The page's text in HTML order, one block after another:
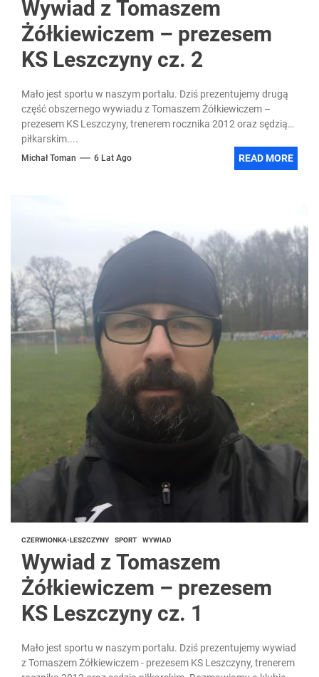
Wywiad z Tomaszem
Żółkiewiczem – prezesem
KS Leszczyny cz. 2
Mało jest sportu w naszym portalu. Dziś prezentujemy drugą
część obszernego wywiadu z Tomaszem Żółkiewiczem –
prezesem KS Leszczyny, trenerem rocznika 2012 oraz sędzią
piłkarskim....
Michał Toman 6 Lat Ago READ MORE
CZERWIONKA-LESZCZYNY SPORT WYWIAD
Wywiad z Tomaszem
Żółkiewiczem – prezesem
KS Leszczyny cz. 1
Mało jest sportu w naszym portalu. Dziś prezentujemy wywiad
z Tomaszem Żółkiewiczem - prezesem KS Leszczyny, trenerem